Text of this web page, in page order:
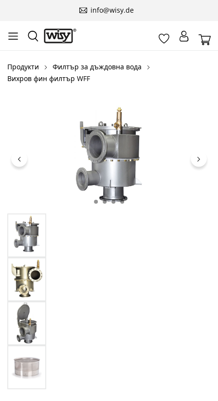
info@wisy.de
Продукти
Филтър за дъждовна вода
Вихров фин филтър WFF
Пропуснете галерия с изображения